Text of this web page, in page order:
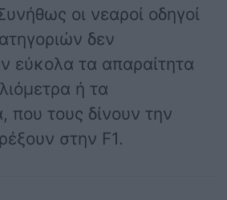
οι νεαροί οδηγοί
δεν
εύκολα τα απαραίτητα
ή τα
που τους δίνουν την
στην F1.